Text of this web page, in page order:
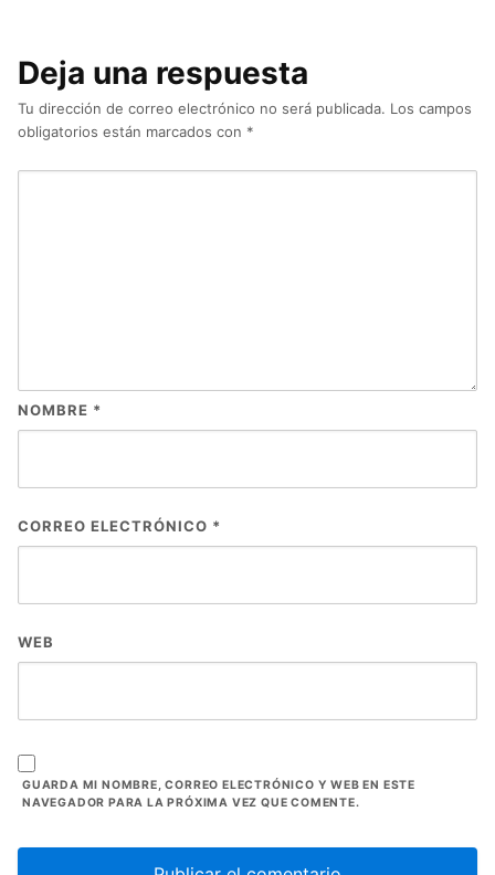
Deja una respuesta
Tu dirección de correo electrónico no será publicada. Los campos
obligatorios están marcados con *
NOMBRE *
CORREO ELECTRÓNICO *
WEB
GUARDA MI NOMBRE, CORREO ELECTRÓNICO Y WEB EN ESTE
NAVEGADOR PARA LA PRÓXIMA VEZ QUE COMENTE.